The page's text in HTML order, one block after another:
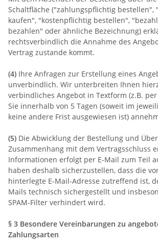
Schaltfläche ("zahlungspflichtig bestellen",
kaufen", "kostenpflichtig bestellen",
bezahlen" oder ähnliche Bezeichnung)
rechtsverbindlich die Annahme des
Vertrag zustande kommt.
(4) Ihre Anfragen zur Erstellung eines
unverbindlich. Wir unterbreiten Ihnen
verbindliches Angebot in Textform (z.B. per
Sie innerhalb von 5 Tagen (soweit im
keine andere Frist ausgewiesen ist)
(5) Die Abwicklung der Bestellung und
Zusammenhang mit dem Vertragsschluss
Informationen erfolgt per E-Mail zum Teil
haben deshalb sicherzustellen, dass die
hinterlegte E-Mail-Adresse zutreffend ist,
Mails technisch sichergestellt und
SPAM-Filter verhindert wird.
§ 3 Besondere Vereinbarungen zu
Zahlungsarten